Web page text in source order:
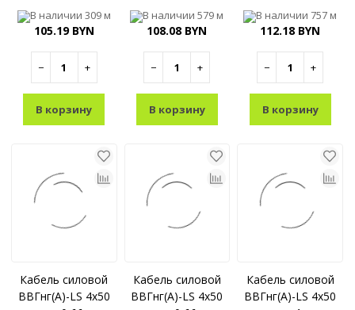
В наличии 309 м
105.19 BYN
− +
В корзину
В наличии579 м
108.08 BYN
− +
В корзину
В наличии757 м
112.18 BYN
− +
В корзину
Кабель силовой
ВВГнг(A)-LS 4x50
Кабель силовой
ВВГнг(A)-LS 4x50
Кабель силовой
ВВГнг(A)-LS 4x50